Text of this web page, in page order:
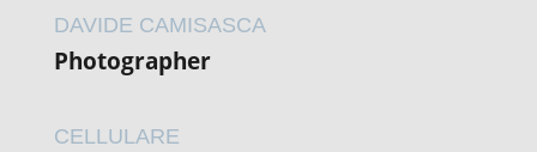
DAVIDE CAMISASCA
Photographer
CELLULARE